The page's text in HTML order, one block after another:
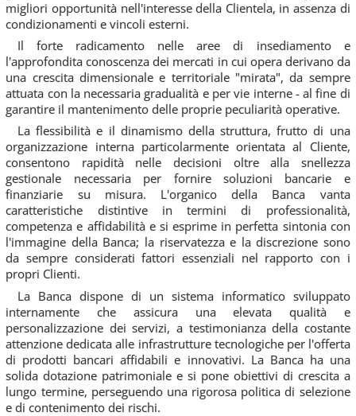
migliori opportunità nell'interesse della Clientela, in assenza di
condizionamenti e vincoli esterni.
Il forte radicamento nelle aree di insediamento e
l'approfondita conoscenza dei mercati in cui opera derivano da
una crescita dimensionale e territoriale "mirata", da sempre
attuata con la necessaria gradualità e per vie interne - al fine di
garantire il mantenimento delle proprie peculiarità operative.
La flessibilità e il dinamismo della struttura, frutto di una
organizzazione interna particolarmente orientata al Cliente,
consentono rapidità nelle decisioni oltre alla snellezza
gestionale necessaria per fornire soluzioni bancarie e
finanziarie su misura. L'organico della Banca vanta
caratteristiche distintive in termini di professionalità,
competenza e affidabilità e si esprime in perfetta sintonia con
l'immagine della Banca; la riservatezza e la discrezione sono
da sempre considerati fattori essenziali nel rapporto con i
propri Clienti.
La Banca dispone di un sistema informatico sviluppato
internamente che assicura una elevata qualità e
personalizzazione dei servizi, a testimonianza della costante
attenzione dedicata alle infrastrutture tecnologiche per l'offerta
di prodotti bancari affidabili e innovativi. La Banca ha una
solida dotazione patrimoniale e si pone obiettivi di crescita a
lungo termine, perseguendo una rigorosa politica di selezione
e di contenimento dei rischi.